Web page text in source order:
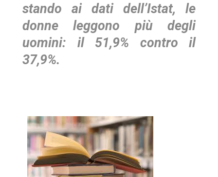
stando ai dati dell’Istat, le
donne leggono più degli
uomini: il 51,9% contro il
37,9%.